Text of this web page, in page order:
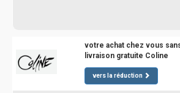
votre achat chez vous
livraison gratuite Coline
vers la réduction